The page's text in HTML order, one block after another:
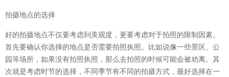
拍摄地点的选择
好的拍摄地点不仅要考虑到美观度，更要考虑对于拍照的限制因素。
首先要确认你选择的地点是否需要拍照执照。比如说像一些景区、公
园等场所，如果没有拍照执照，那么去拍照的时候可能会被劝离。其
次就是考虑时节的选择，不同季节有不同的拍摄方式，最好选择在一